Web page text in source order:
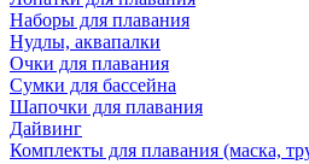
Наборы для плавания
Нудлы, аквапалки
Очки для плавания
Сумки для бассейна
Шапочки для плавания
Дайвинг
Комплекты для плавания (маска,